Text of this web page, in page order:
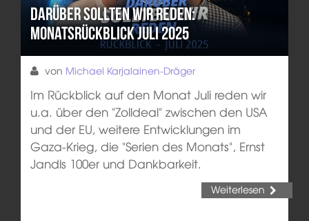
Darüber sollten wir reden:
Monatsrückblick Juli 2025
von Michael Karjalainen-Dräger
Im Rückblick auf den Monat Juli reden wir
u.a. über den "Zolldeal" zwischen den USA
und der EU, weitere Entwicklungen im
Gaza-Krieg, die "Serien des Monats", Ernst
Jandls 100er und Dankbarkeit.
Weiterlesen